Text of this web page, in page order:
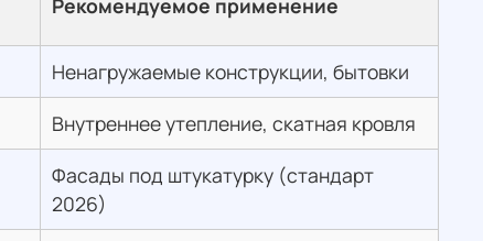
Рекомендуемое применение
Ненагружаемые конструкции, бытовки
Внутреннее утепление, скатная кровля
Фасады под штукатурку (стандарт
2026)